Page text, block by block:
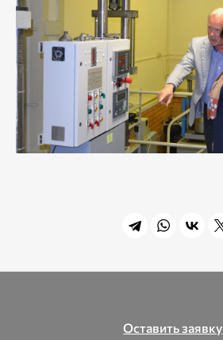
Оставить заявку